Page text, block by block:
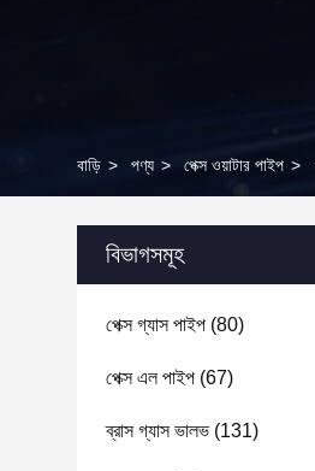
বাড়ি > পণ্য > পেক্স ওয়াটার পাইপ >
বিভাগসমূহ
পেক্স গ্যাস পাইপ (80)
পেক্স এল পাইপ (67)
ব্রাস গ্যাস ভালভ (131)